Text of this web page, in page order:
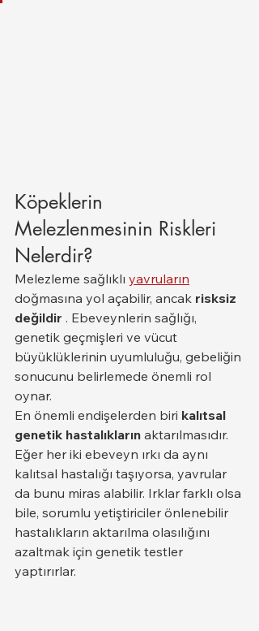
Köpeklerin
Melezlenmesinin Riskleri
Nelerdir?
Melezleme sağlıklı yavruların
doğmasına yol açabilir, ancak risksiz
değildir . Ebeveynlerin sağlığı,
genetik geçmişleri ve vücut
büyüklüklerinin uyumluluğu, gebeliğin
sonucunu belirlemede önemli rol
oynar.
En önemli endişelerden biri kalıtsal
genetik hastalıkların aktarılmasıdır.
Eğer her iki ebeveyn ırkı da aynı
kalıtsal hastalığı taşıyorsa, yavrular
da bunu miras alabilir. Irklar farklı olsa
bile, sorumlu yetiştiriciler önlenebilir
hastalıkların aktarılma olasılığını
azaltmak için genetik testler
yaptırırlar.